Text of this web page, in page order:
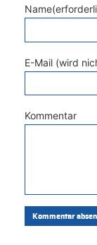
E-Mail (wird
Kommentar